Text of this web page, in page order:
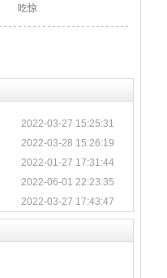
吃惊
2022-03-27 15:25:31
2022-03-28 15:26:19
2022-01-27 17:31:44
2022-06-01 22:23:35
2022-03-27 17:43:47